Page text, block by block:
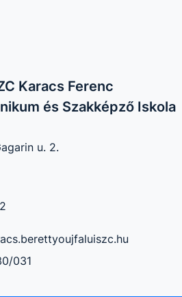
Karacs Ferenc
és Szakképző Iskola
u. 2.
031